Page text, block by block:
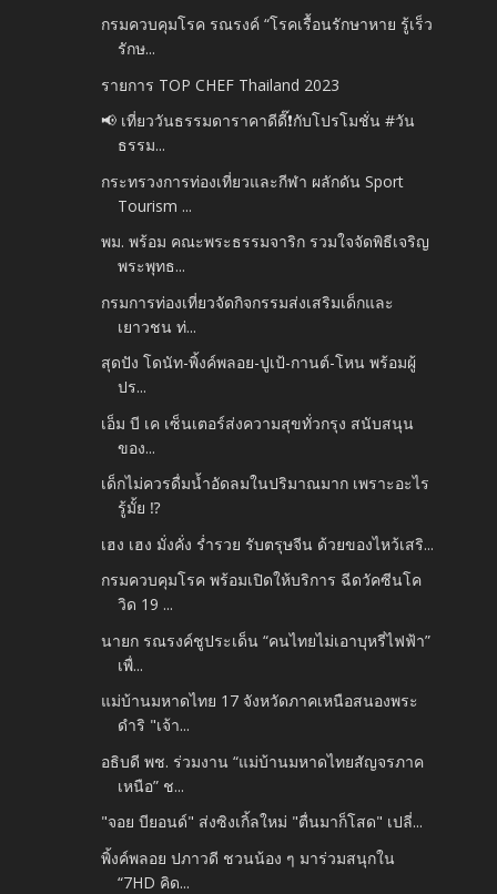
กรมควบคุมโรค รณรงค์ “โรคเรื้อนรักษาหาย รู้เร็ว
รักษ...
รายการ TOP CHEF Thailand 2023
📢 เที่ยววันธรรมดาราคาดีดี๊❗️กับโปรโมชั่น #วัน
ธรรม...
กระทรวงการท่องเที่ยวและกีฬา ผลักดัน Sport
Tourism ...
พม. พร้อม คณะพระธรรมจาริก รวมใจจัดพิธีเจริญ
พระพุทธ...
กรมการท่องเที่ยวจัดกิจกรรมส่งเสริมเด็กและ
เยาวชน ท่...
สุดปัง โดนัท-พิ้งค์พลอย-ปูเป้-กานต์-โหน พร้อมผู้
ปร...
เอ็ม บี เค เซ็นเตอร์ส่งความสุขทั่วกรุง สนับสนุน
ของ...
เด็กไม่ควรดื่มน้ำอัดลมในปริมาณมาก เพราะอะไร
รู้มั้ย ⁉️
เฮง เฮง มั่งคั่ง ร่ำรวย รับตรุษจีน ด้วยของไหว้เสริ...
กรมควบคุมโรค พร้อมเปิดให้บริการ ฉีดวัคซีนโค
วิด 19 ...
นายก รณรงค์ชูประเด็น “คนไทยไม่เอาบุหรี่ไฟฟ้า”
เพื่...
แม่บ้านมหาดไทย 17 จังหวัดภาคเหนือสนองพระ
ดำริ "เจ้า...
อธิบดี พช. ร่วมงาน “แม่บ้านมหาดไทยสัญจรภาค
เหนือ” ช...
"จอย​ บียอนด์" ส่งซิงเกิ้ลใหม่ "ตื่นมาก็โสด" เปลี่...
พิ้งค์พลอย ปภาวดี ชวนน้อง ๆ มาร่วมสนุกใน
“7HD คิด...